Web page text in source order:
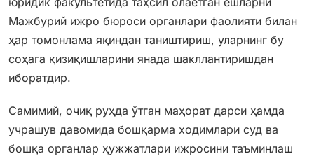
Мажбурий ижро бюроси органлари фаолияти билан
ҳар томонлама яқиндан таништириш, уларнинг бу
соҳага қизиқишларини янада шакллантиришдан
иборатдир.
Самимий, очиқ руҳда ўтган маҳорат дарси ҳамда
учрашув давомида бошқарма ходимлари суд ва
бошқа органлар ҳужжатлари ижросини таъминлаш